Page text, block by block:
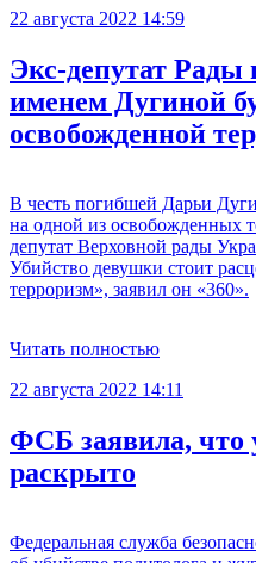
22 августа 2022 14:59
Экс-депутат Рады
именем Дугиной
освобожденной
В честь погибшей Дарьи
на одной из освобожденных
депутат Верховной рады
Убийство девушки стоит
терроризм», заявил он «360».
Читать полностью
22 августа 2022 14:11
ФСБ заявила, что
раскрыто
Федеральная служба